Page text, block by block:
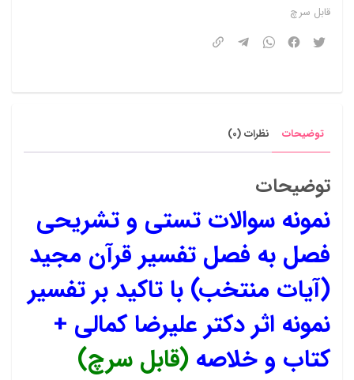
مجید(آیات
منتخب)
کتاب
خلاصه
قابل سرچ
توضیحات نظرات (0)
توضیحات
نمونه سوالات تستی و تشریحی
فصل به فصل تفسیر قرآن مجید
(آیات منتخب) با تاکید بر تفسیر
نمونه اثر دکتر علیرضا کمالی +
کتاب و خلاصه (قابل سرچ)